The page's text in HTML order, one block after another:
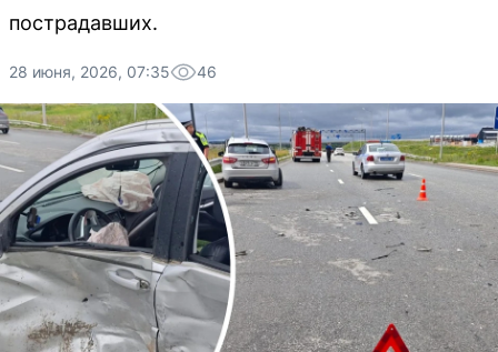
пострадавших.
28 июня, 2026, 07:35 46